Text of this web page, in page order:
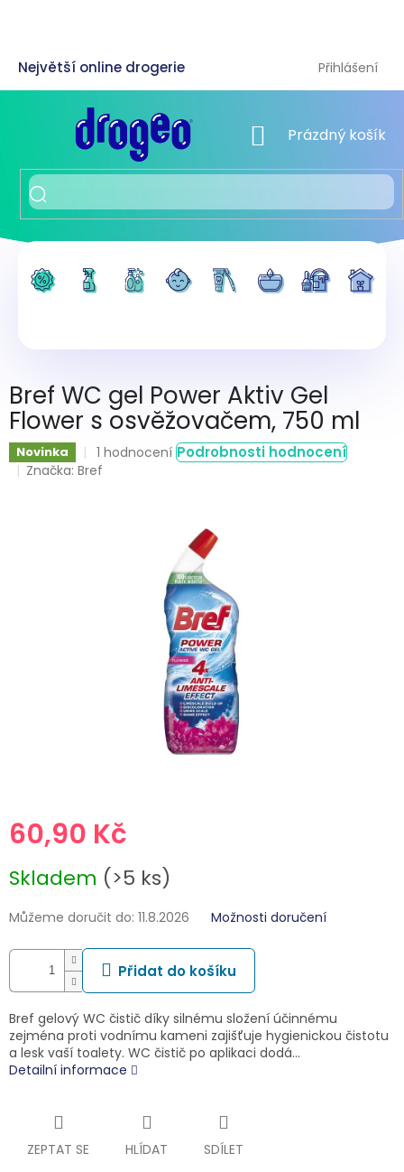
Přihlášení
NÁKUPNÍ KOŠÍK
Prázdný košík
Bref WC gel Power Aktiv Gel
Flower s osvěžovačem, 750 ml
Novinka
Průměrné
hodnocení
1 hodnocení Podrobnosti hodnocení
Značka:Bref
60,90 Kč
cena:
Skladem (>5 ks)
Můžeme doručit do: 11.8.2026 Možnosti doručení
Přidat do košíku
Bref gelový WC čistič díky silnému složení účinnému
zejména proti vodnímu kameni zajišťuje hygienickou čistotu
a lesk vaší toalety. WC čistič po aplikaci dodá…
Detailní informace
ZEPTAT SE HLÍDAT SDÍLET